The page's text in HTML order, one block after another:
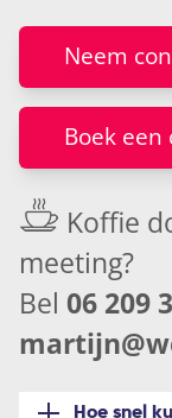
Neem
Boek een
Koffie
meeting?
Bel 06 209
Hoe snel